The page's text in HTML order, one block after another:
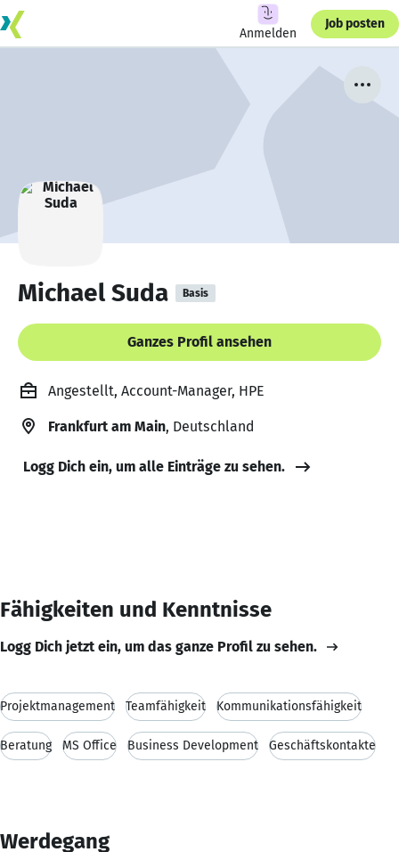
Anmelden
Job posten
Michael Suda Basis
Ganzes Profil ansehen
Angestellt, Account-Manager, HPE
Frankfurt am Main, Deutschland
Logg Dich ein, um alle Einträge zu sehen.
Fähigkeiten und Kenntnisse
Logg Dich jetzt ein, um das ganze Profil zu sehen.
Projektmanagement Teamfähigkeit Kommunikationsfähigkeit
Beratung MS Office Business Development Geschäftskontakte
Werdegang